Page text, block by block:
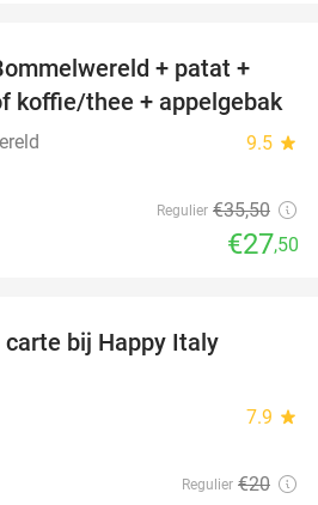
23%
+ patat +
koffie/thee + appelgebak
9.5 star
Regulier €35,50
€27,50
bij Happy Italy
7.9 star
Regulier €20